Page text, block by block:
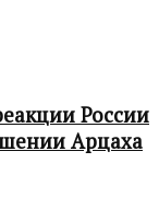
России
Арцаха